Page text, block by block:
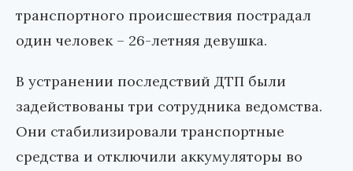
транспортного происшествия пострадал
один человек – 26-летняя девушка.
В устранении последствий ДТП были
задействованы три сотрудника ведомства.
Они стабилизировали транспортные
средства и отключили аккумуляторы во